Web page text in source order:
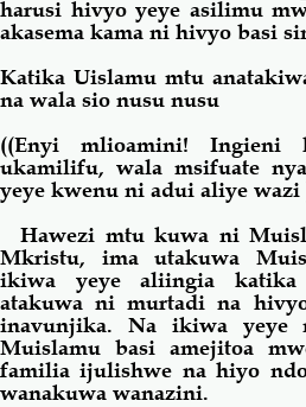
harusi hivyo yeye asilimu
akasema kama ni hivyo basi
Katika Uislamu mtu
na wala sio nusu nusu
((Enyi mlioamini! Ingieni
ukamilifu, wala msifuate
yeye kwenu ni adui aliye wazi
Hawezi mtu kuwa ni
Mkristu, ima utakuwa
ikiwa yeye aliingia
atakuwa ni murtadi na
inavunjika. Na ikiwa yeye
Muislamu basi amejitoa
familia ijulishwe na hiyo
wanakuwa wanazini.